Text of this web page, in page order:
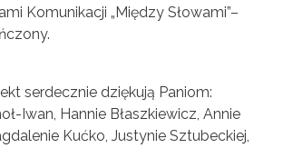
Komunikacji „Między Słowami”–
serdecznie dziękują Paniom:
Iwan, Hannie Błaszkiewicz, Annie
Kućko, Justynie Sztubeckiej,